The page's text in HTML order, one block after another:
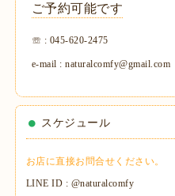
ご予約可能です
☏ : 045-620-2475
e-mail : naturalcomfy@gmail.com
スケジュール
お店に直接お問合せください。
LINE ID : @naturalcomfy